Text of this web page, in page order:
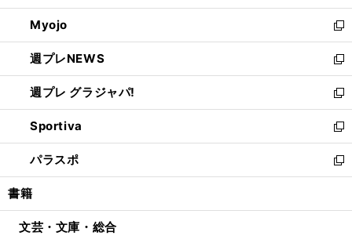
開
く
ウ
で
開
く
ン
ド
ウ
で
開
く
ウ
ィ
ン
ド
ウ
で
開
く
Myojo
新
し
い
ウ
ィ
ン
ド
ウ
で
開
週プレNEWS
新
し
い
ウ
ィ
ン
ド
ウ
開
週プレ グラジャパ!
新
し
い
ウ
ィ
ン
ウ
Sportiva
新
し
い
ウ
ン
パラスポ
新
し
ウ
書籍
文芸・文庫・総合